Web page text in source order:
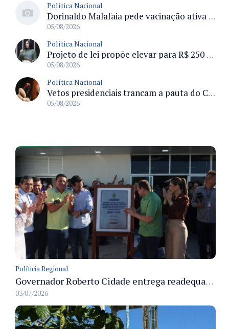
Política Nacional
Dorinaldo Malafaia pede vacinação ativa ao Ministério da Saúde para reverter queda na cobertura vacinal no Brasil
05/08/2026
Política Nacional
Projeto de lei propõe elevar para R$ 250 mil limite de isenção do IPI para pessoas com deficiência e autismo
05/08/2026
Política Nacional
Vetos presidenciais trancam a pauta do Congresso com 87 itens pendentes e incluem trechos do Orçamento de 2026
05/08/2026
Políticia Regional
Governador Roberto Cidade entrega readequação do ambulatório da FCecon e amplia capacidade de atendimento oncológico em Manaus
03/07/2026